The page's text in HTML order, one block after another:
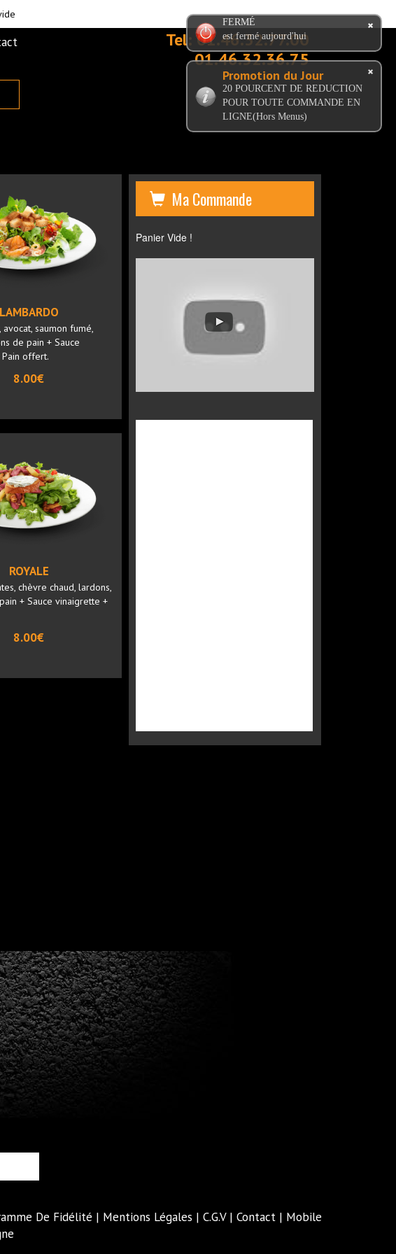
Tel:01.46.32.77.00
01.46.32.36.75
LAMBARDO
avocat, saumon fumé,
de pain + Sauce
offert.
8.00€
ROYALE
chèvre chaud, lardons,
+ Sauce vinaigrette +
8.00€
Ma Commande
Panier Vide !
De Fidélité | Mentions Légales | C.G.V| Contact| Mobile
FERMÉ
est fermé aujourd'hui
Promotion du Jour
20 POURCENT DE REDUCTION
POUR TOUTE COMMANDE EN
LIGNE(Hors Menus)